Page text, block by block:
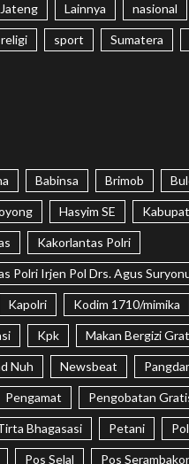
Jateng Lainnya nasional
religi sport Sumatera
Babinsa Brimob
Hasyim SE
Kakorlantas Polri
Polri Irjen Pol Drs. Agus
Kapolri Kodim 1710/mimika
Kpk Makan Bergizi
Nuh Newsbeat
Pengamat Pengobatan
Bhagasasi Petani
Pos Selal Pos